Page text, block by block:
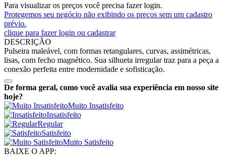
Para visualizar os preços você precisa fazer login.
Protegemos seu negócio não exibindo os preços sem um cadastro
prévio.
clique para fazer login ou cadastrar
DESCRIÇÃO
Pulseira maleável, com formas retangulares, curvas, assimétricas,
lisas, com fecho magnético. Sua silhueta irregular traz para a peça a
conexão perfeita entre modernidade e sofisticação.
De forma geral, como você avalia sua experiência em nosso site
hoje?
Muito Insatisfeito
Insatisfeito
Regular
Satisfeito
Muito Satisfeito
BAIXE O APP: